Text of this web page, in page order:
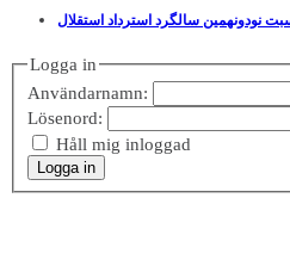
نودونهمین سالگرد استرداد استقلال
Logga in
Användarnamn:
Lösenord:
Håll mig inloggad
Logga in